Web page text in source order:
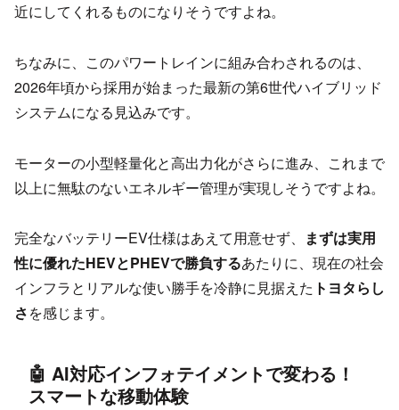
近にしてくれるものになりそうですよね。
ちなみに、このパワートレインに組み合わされるのは、
2026年頃から採用が始まった最新の第6世代ハイブリッド
システムになる見込みです。
モーターの小型軽量化と高出力化がさらに進み、これまで
以上に無駄のないエネルギー管理が実現しそうですよね。
完全なバッテリーEV仕様はあえて用意せず、
まずは実用
性に優れたHEVとPHEVで勝負するあたりに、現在の社会
インフラとリアルな使い勝手を冷静に見据えた トヨタらし
さを感じます。
🤖 AI対応インフォテイメントで変わる！
スマートな移動体験